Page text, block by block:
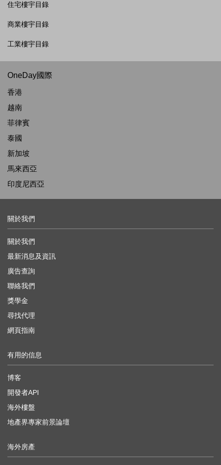
住宅樓宇目錄
商業樓宇目錄
工業樓宇目錄
OneDay國際
香港
越南
菲律賓
泰國
新加坡
馬來西亞
印度尼西亞
關於我們
關於我們
最新消息及資訊
廣告查詢
聯絡我們
獎學金
尋找代理
網頁指南
有用的信息
博客
開發者API
海外樓盤
地產界專家前景論壇
海外房產